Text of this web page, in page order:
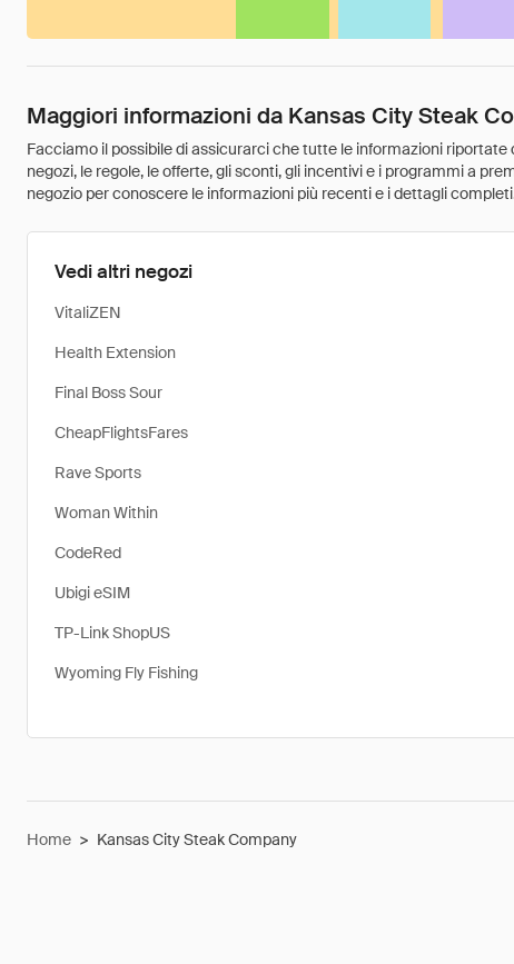
Maggiori informazioni da Kansas City Steak
Facciamo il possibile di assicurarci che tutte le informazioni
negozi, le regole, le offerte, gli sconti, gli incentivi e i programmi a
negozio per conoscere le informazioni più recenti e i dettagli
Vedi altri negozi
VitaliZEN
Health Extension
Final Boss Sour
CheapFlightsFares
Rave Sports
Woman Within
CodeRed
Ubigi eSIM
TP-Link ShopUS
Wyoming Fly Fishing
Home > Kansas City Steak Company